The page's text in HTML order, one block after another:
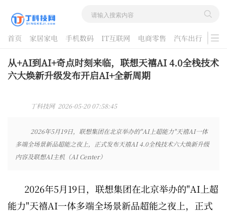
首页 家居家电 手机数码 IT互联网 电商零售 汽车出行
游戏
酷品评测
从+AI到AI+奇点时刻来临，联想天禧AI 4.0全栈技术
六大焕新升级发布开启AI+全新周期
丁科技网 2026-05-20 07:58:45
2026年5月19日，联想集团在北京举办的"AI上超能力"天禧AI一体
多端全场景新品超能之夜上，正式发布天禧AI 4.0全栈技术六大焕新升级
内容及联想AI主机（AI Center）
2026年5月19日，联想集团在北京举办的"AI上超
能力"天禧AI一体多端全场景新品超能之夜上，正式